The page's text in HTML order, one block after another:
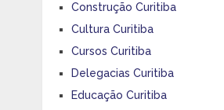
Construção Curitiba
Cultura Curitiba
Cursos Curitiba
Delegacias Curitiba
Educação Curitiba